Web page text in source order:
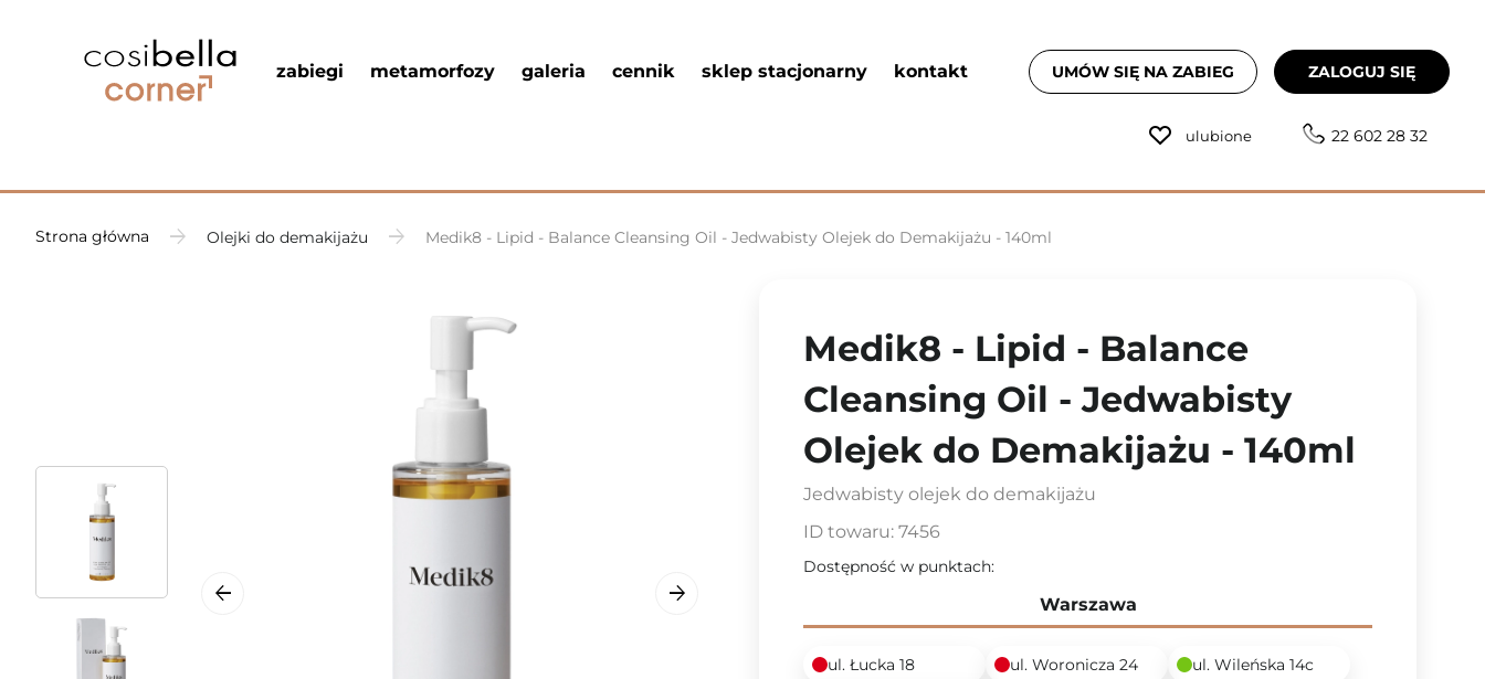
zabiegi metamorfozy galeria cennik sklep stacjonarny kontakt UMÓW SIĘ NA ZABIEG ZALOGUJ SIĘ
ulubione 22 602 28 32
Strona główna Olejki do demakijażu Medik8 - Lipid - Balance Cleansing Oil - Jedwabisty Olejek do Demakijażu - 140ml
Medik8 - Lipid - Balance
Cleansing Oil - Jedwabisty
Olejek do Demakijażu - 140ml
Jedwabisty olejek do demakijażu
ID towaru: 7456
Dostępność w punktach:
Warszawa
ul. Łucka 18 ul. Woronicza 24
ul. Wileńska 14c